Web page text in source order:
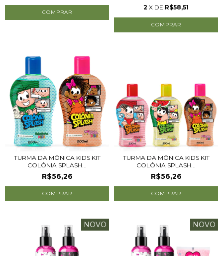
2 X DE R$58,51
TURMA DA MÔNICA KIDS KIT
COLÔNIA SPLASH...
R$56,26
TURMA DA MÔNICA KIDS KIT
COLÔNIA SPLASH...
R$56,26
NOVO NOVO